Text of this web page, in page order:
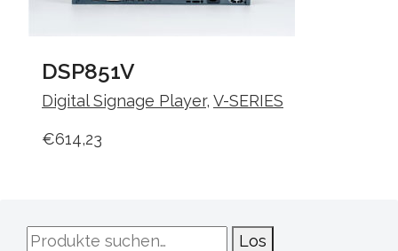
DSP851V
Digital Signage Player, V-SERIES
€614,23
Suche
Los